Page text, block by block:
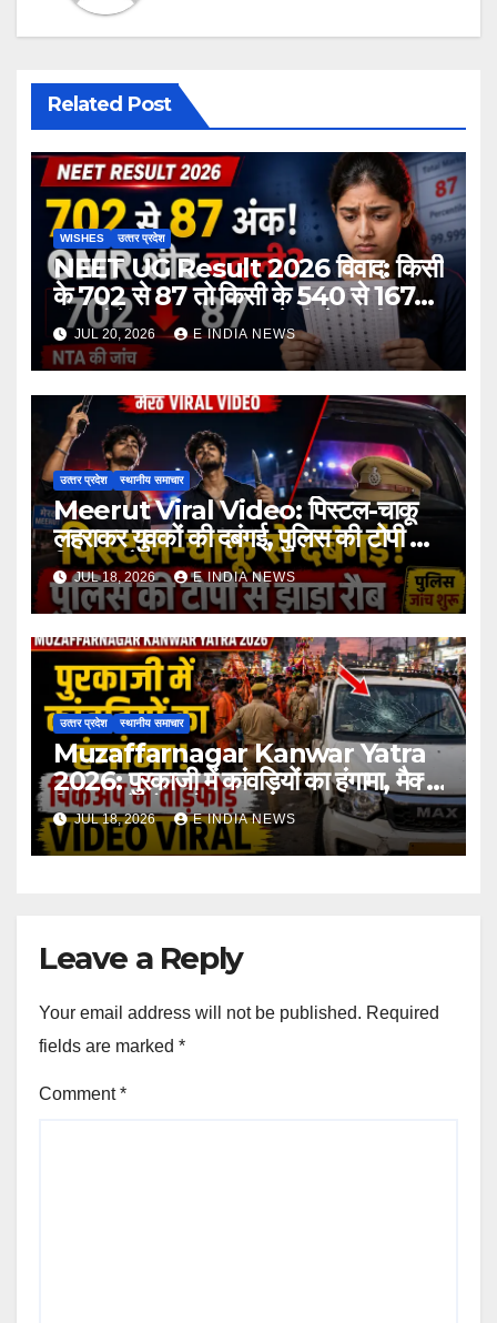
Related Post
WISHES उत्‍तर प्रदेश
NEET UG Result 2026 विवाद: किसी
के 702 से 87 तो किसी के 540 से 167
अंक होने का दावा, NTA ने दी चेतावनी
JUL 20, 2026 E INDIA NEWS
उत्‍तर प्रदेश स्थानीय समाचार
Meerut Viral Video: पिस्टल-चाकू
लहराकर युवकों की दबंगई, पुलिस की टोपी से
दिखाया रौब
JUL 18, 2026 E INDIA NEWS
उत्‍तर प्रदेश स्थानीय समाचार
Muzaffarnagar Kanwar Yatra
2026: पुरकाजी में कांवड़ियों का हंगामा, मैक्स
पिकअप में तोड़फोड़
JUL 18, 2026 E INDIA NEWS
Leave a Reply
Your email address will not be published. Required
fields are marked *
Comment*